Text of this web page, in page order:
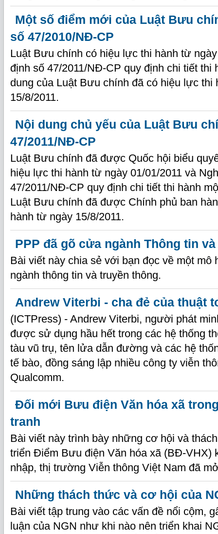
Một số điểm mới của Luật Bưu
số 47/2010/NĐ-CP
Luật Bưu chính có hiệu lực thi hành từ
định số 47/2011/NĐ-CP quy định chi tiết thi
dung của Luật Bưu chính đã có hiệu lực thi
15/8/2011.
Nội dung chủ yếu của Luật Bưu
47/2011/NĐ-CP
Luật Bưu chính đã được Quốc hội biểu
hiệu lực thi hành từ ngày 01/01/2011 và
47/2011/NĐ-CP quy định chi tiết thi hành
Luật Bưu chính đã được Chính phủ ban
hành từ ngày 15/8/2011.
PPP đã gõ cửa ngành Thông tin
Bài viết này chia sẻ với bạn đọc về một mô
ngành thông tin và truyền thông.
Andrew Viterbi - cha đẻ của thuật
(ICTPress) - Andrew Viterbi, người phát
được sử dụng hầu hết trong các hệ thống
tàu vũ trụ, tên lửa dẫn đường và các hệ
tế bào, đồng sáng lập nhiều công ty viễn
Qualcomm.
Đối mới Bưu điện Văn hóa xã
tranh
Bài viết này trình bày những cơ hội và
triển Điểm Bưu điện Văn hóa xã (BĐ-VHX)
nhập, thị trường Viễn thông Việt Nam đã
Những thách thức và cơ hội của
Bài viết tập trung vào các vấn đề nổi cộm,
luận của NGN như khi nào nên triển khai